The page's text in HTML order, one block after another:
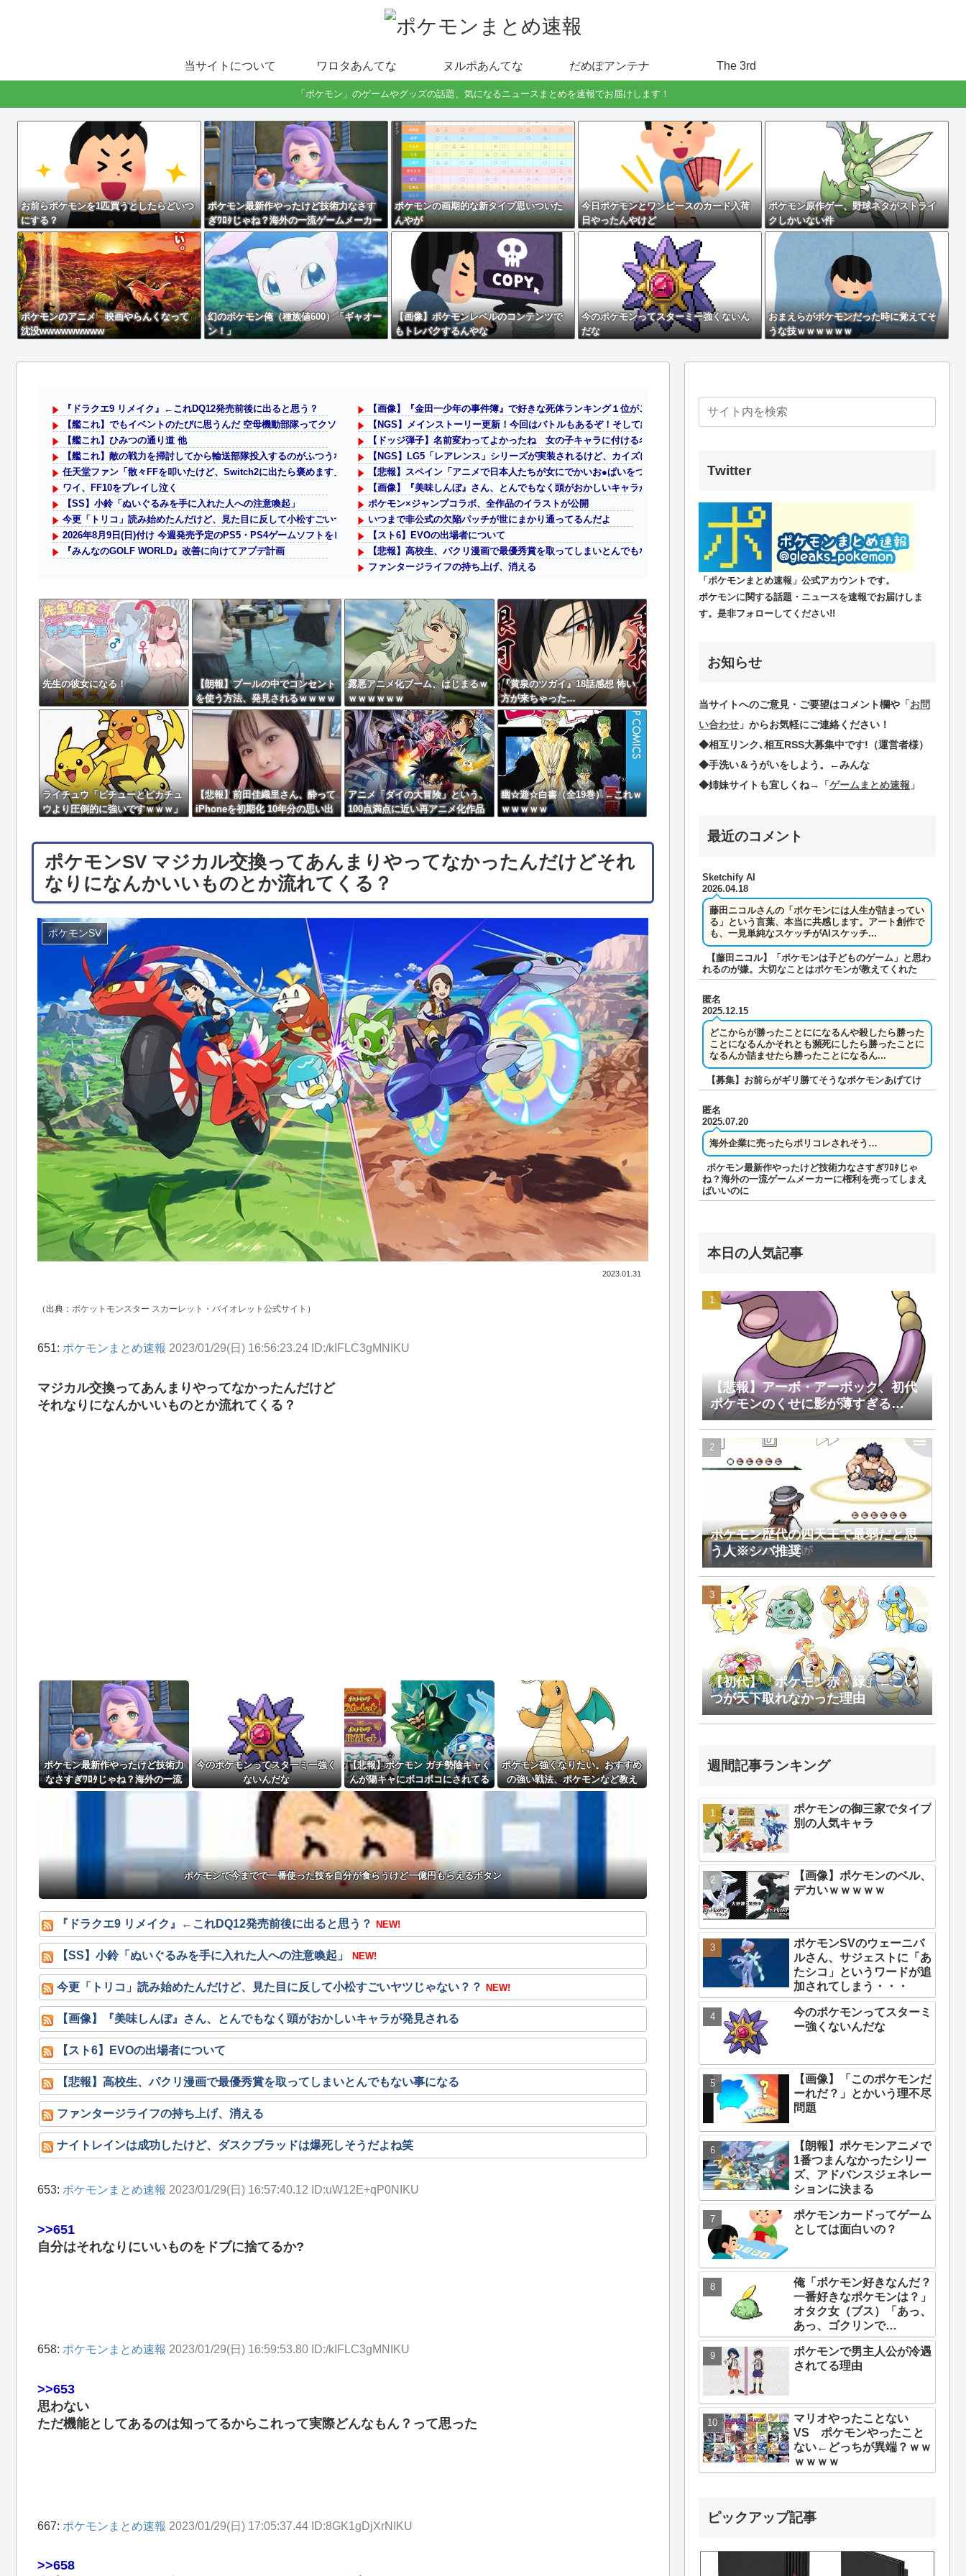
当サイトについて ワロタあんてな ヌルポあんてな だめぽアンテナ The 3rd
「ポケモン」のゲームやグッズの話題、気になるニュースまとめを速報でお届けします！
お前らポケモンを1匹買うとしたらどいつ
にする？
ポケモン最新作やったけど技術力なさす
ぎﾜﾛﾀじゃね？海外の一流ゲームメーカー
に権利を売ってしまえばいいのに
ポケモンの画期的な新タイプ思いついた
んやが
今日ポケモンとワンピースのカード入荷
日やったんやけど
ポケモン原作ゲー、野球ネタがストライ
クしかいない件
ポケモンのアニメ 映画やらんくなって
沈没wwwwwwwww
幻のポケモン俺（種族値600）「ギャオー
ン！」
【画像】ポケモンレベルのコンテンツで
もトレパクするんやな
今のポケモンってスターミー強くないん
だな
おまえらがポケモンだった時に覚えてそ
うな技ｗｗｗｗｗｗ
『ドラクエ9 リメイク』←これDQ12発売前後に出ると思う？
【艦これ】でもイベントのたびに思うんだ 空母機動部隊ってクソだわ！
【艦これ】ひみつの通り道 他
【艦これ】敵の戦力を掃討してから輸送部隊投入するのがふつうなのに まず強行輸送から入る作戦たてる艦これ世界の大本営どうなってるの
任天堂ファン「散々FFを叩いたけど、Switch2に出たら褒めます」
ワイ、FF10をプレイし泣く
【SS】小鈴「ぬいぐるみを手に入れた人への注意喚起」
今更「トリコ」読み始めたんだけど、見た目に反して小松すごいヤツじゃない？？
2026年8月9日(日)付け 今週発売予定のPS5・PS4ゲームソフトをピックアップ！
『みんなのGOLF WORLD』改善に向けてアプデ計画
【画像】『金田一少年の事件簿』で好きな死体ランキング１位がこちら！
【NGS】メインストーリー更新！今回はバトルもあるぞ！そして続きが気になる展開へ…【三影傑】
【ドッジ弾子】名前変わってよかったね 女の子キャラに付ける名前じゃねえだろ…
【NGS】LG5「レアレンス」シリーズが実装されるけど、カイズに匹敵する強さ＋扱いやすい潜在、しかもドロップしやすいらしいらしい(
【悲報】スペイン「アニメで日本人たちが女にでかいお●ぱいをつけるの、めっちゃ笑えるわ」
【画像】『美味しんぼ』さん、とんでもなく頭がおかしいキャラが発見される
ポケモン×ジャンプコラボ、全作品のイラストが公開
いつまで非公式の欠陥パッチが世にまかり通ってるんだよ
【スト6】EVOの出場者について
【悲報】高校生、パクリ漫画で最優秀賞を取ってしまいとんでもない事になる
ファンタージライフの持ち上げ、消える
リーリエってひょっとして人間キャラで1番人気ある感じ？
先生の彼女になる！
【朗報】プールの中でコンセント
を使う方法、発見されるｗｗｗｗ
露悪アニメ化ブーム、はじまるｗ
ｗｗｗｗｗｗ
『黄泉のツガイ』18話感想 怖い
方が来ちゃった…
ライチュウ「ピチューとピカチュ
ウより圧倒的に強いですｗｗｗ」
【悲報】前田佳織里さん、酔って
iPhoneを初期化 10年分の思い出
アニメ「ダイの大冒険」という、
100点満点に近い再アニメ化作品
幽☆遊☆白書（全19巻）←これｗ
ｗｗｗｗｗ
ポケモンSV マジカル交換ってあんまりやってなかったんだけどそれ
なりになんかいいものとか流れてくる？
ポケモンSV
2023.01.31
（出典： ポケットモンスター スカーレット・バイオレット公式サイト ）
651: ポケモンまとめ速報 2023/01/29(日) 16:56:23.24 ID:/kIFLC3gMNIKU
マジカル交換ってあんまりやってなかったんだけど
それなりになんかいいものとか流れてくる？
ポケモン最新作やったけど技術力
なさすぎﾜﾛﾀじゃね？海外の一流
ゲームメーカーに権利を売ってし
今のポケモンってスターミー強く
ないんだな
【悲報】ポケモン ガチ勢陰キャく
んが陽キャにボコボコにされてる
話をDLCで実装して大荒れ
ポケモン強くなりたい。おすすめ
の強い戦法、ポケモンなど教え
て？
ポケモンで今までで一番使った技を自分が食らうけど一億円もらえるボタン
『ドラクエ9 リメイク』←これDQ12発売前後に出ると思う？ NEW!
【SS】小鈴「ぬいぐるみを手に入れた人への注意喚起」 NEW!
今更「トリコ」読み始めたんだけど、見た目に反して小松すごいヤツじゃない？？ NEW!
【画像】『美味しんぼ』さん、とんでもなく頭がおかしいキャラが発見される
【スト6】EVOの出場者について
【悲報】高校生、パクリ漫画で最優秀賞を取ってしまいとんでもない事になる
ファンタージライフの持ち上げ、消える
ナイトレインは成功したけど、ダスクブラッドは爆死しそうだよね笑
653: ポケモンまとめ速報 2023/01/29(日) 16:57:40.12 ID:uW12E+qP0NIKU
>>651
自分はそれなりにいいものをドブに捨てるか?
658: ポケモンまとめ速報 2023/01/29(日) 16:59:53.80 ID:/kIFLC3gMNIKU
>>653
思わない
ただ機能としてあるのは知ってるからこれって実際どんなもん？って思った
667: ポケモンまとめ速報 2023/01/29(日) 17:05:37.44 ID:8GK1gDjXrNIKU
>>658
Twitter
「ポケモンまとめ速報」公式アカウントです。
ポケモンに関する話題・ニュースを速報でお届けしま
す。是非フォローしてください!!
お知らせ
当サイトへのご意見・ご要望はコメント欄や 「 お問
い合わせ 」 からお気軽にご連絡ください！
◆相互リンク､相互RSS大募集中です!（運営者様）
◆手洗い＆うがいをしよう。←みんな
◆姉妹サイトも宜しくね→
「 ゲームまとめ速報 」
最近のコメント
Sketchify AI
2026.04.18
藤田ニコルさんの「ポケモンには人生が詰まってい
る」という言葉、本当に共感します。アート創作で
も、一見単純なスケッチがAIスケッチ...
【藤田ニコル】「ポケモンは子どものゲーム」と思わ
れるのが嫌。大切なことはポケモンが教えてくれた
匿名
2025.12.15
どこからが勝ったことにになるんや殺したら勝った
ことになるんかそれとも瀕死にしたら勝ったことに
なるんか詰ませたら勝ったことになるん...
【募集】お前らがギリ勝てそうなポケモンあげてけ
匿名
2025.07.20
海外企業に売ったらポリコレされそう…
ポケモン最新作やったけど技術力なさすぎﾜﾛﾀじゃ
ね？海外の一流ゲームメーカーに権利を売ってしまえ
ばいいのに
本日の人気記事
【悲報】アーボ・アーボック、初代
ポケモンのくせに影が薄すぎる…
ポケモン歴代の四天王で最弱だと思
う人※シバ推奨
【初代】「ポケモン赤・緑」←こい
つが天下取れなかった理由
週間記事ランキング
ポケモンの御三家でタイプ
別の人気キャラ
【画像】ポケモンのベル、
デカいｗｗｗｗｗ
ポケモンSVのウェーニバ
ルさん、サジェストに「あ
たシコ」というワードが追
加されてしまう・・・
今のポケモンってスターミ
ー強くないんだな
【画像】「このポケモンだ
ーれだ？」とかいう理不尽
問題
【朗報】ポケモンアニメで
1番つまんなかったシリー
ズ、アドバンスジェネレー
ションに決まる
ポケモンカードってゲーム
としては面白いの？
俺「ポケモン好きなんだ？
一番好きなポケモンは？」
オタク女（ブス）「あっ、
あっ、ゴクリンで
す………」
ポケモンで男主人公が冷遇
されてる理由
マリオやったことない
VS ポケモンやったこと
ない←どっちが異端？ｗｗ
ｗｗｗｗ
ピックアップ記事